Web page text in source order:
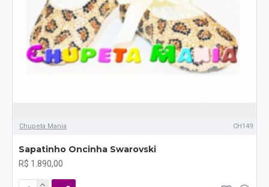
Chupeta Mania CH149
Sapatinho Oncinha Swarovski
R$ 1.890,00